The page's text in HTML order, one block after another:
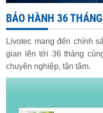
BẢO HÀNH 36 THÁNG
Livotec mang đến chính
gian lên tới 36 tháng
chuyên nghiệp, tận tâm.